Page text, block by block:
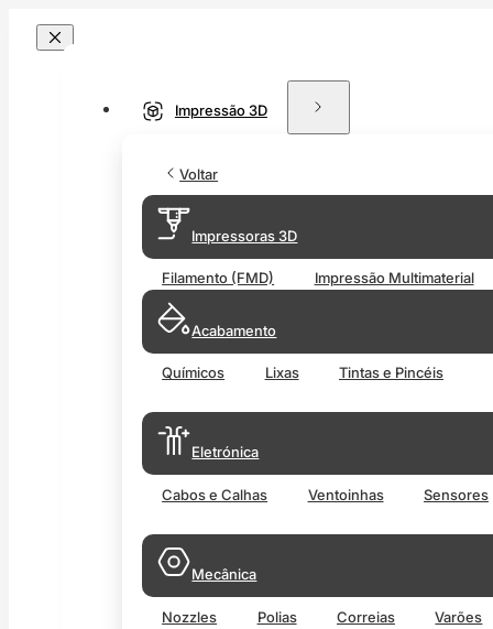
Impressão 3D
Voltar
Impressoras 3D
Filamento (FMD) Impressão Multimaterial
Acabamento
Químicos Lixas Tintas e Pincéis
Eletrónica
Cabos e Calhas Ventoinhas Sensores
Mecânica
Nozzles Polias Correias Varões